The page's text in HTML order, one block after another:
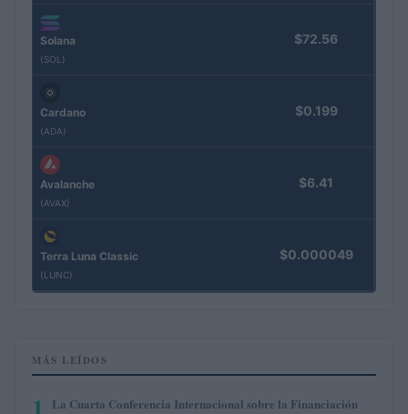
Solana
(SOL)
$72.56
Cardano
(ADA)
$0.199
Avalanche
(AVAX)
$6.41
Terra Luna Classic
(LUNC)
$0.000049
MÁS LEÍDOS
La Cuarta Conferencia Internacional sobre la Financiación